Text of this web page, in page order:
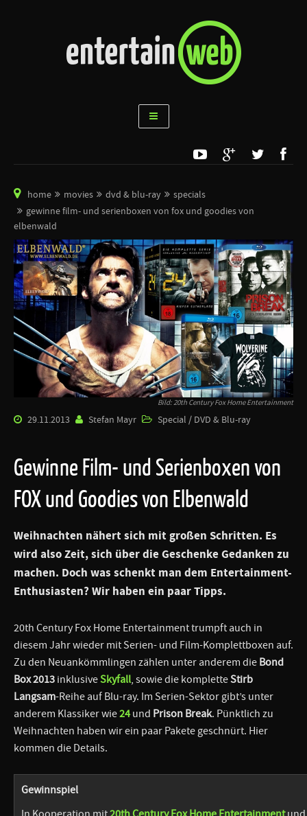
home movies dvd & blu-ray
specials
gewinne film- und serienboxen von fox und goodies von
elbenwald
Bild: 20th Century Fox Home Entertainment
29.11.2013 Stefan Mayr Special / DVD & Blu-ray
Gewinne Film- und Serienboxen von
FOX und Goodies von Elbenwald
Weihnachten nähert sich mit großen Schritten. Es
wird also Zeit, sich über die Geschenke Gedanken zu
machen. Doch was schenkt man dem Entertainment-
Enthusiasten? Wir haben ein paar Tipps.
20th Century Fox Home Entertainment trumpft auch in
diesem Jahr wieder mit Serien- und Film-Komplettboxen auf.
Zu den Neuankömmlingen zählen unter anderem die Bond
Box 2013 inklusiveSkyfall, sowie die kompletteStirb
Langsam-Reihe auf Blu-ray. Im Serien-Sektor gibt’s unter
anderem Klassiker wie24 und Prison Break. Pünktlich zu
Weihnachten haben wir ein paar Pakete geschnürt. Hier
kommen die Details.
Gewinnspiel